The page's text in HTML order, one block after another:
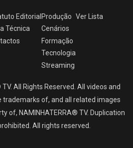
Editorial
Técnica
Produção
Cenários
Formação
Tecnologia
Streaming
Ver Lista
All Rights Reserved. All videos and
of, and all related images
of, NAMINHATERRA® TV. Duplication
All rights reserved.